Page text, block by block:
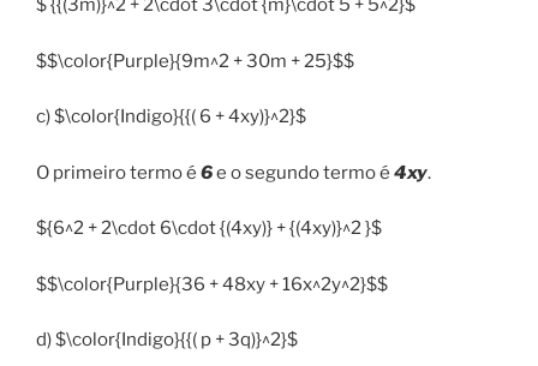
$ {{(3m)}^2 + 2\cdot 3\cdot {m}\cdot 5 + 5^2}$
$$\color{Purple}{9m^2 + 30m + 25}$$
c) $\color{Indigo}{{( 6 + 4xy)}^2}$
O primeiro termo é 6e o segundo termo é 4xy.
${6^2 + 2\cdot 6\cdot {(4xy)} + {(4xy)}^2 }$
$$\color{Purple}{36 + 48xy + 16x^2y^2}$$
d) $\color{Indigo}{{( p + 3q)}^2}$